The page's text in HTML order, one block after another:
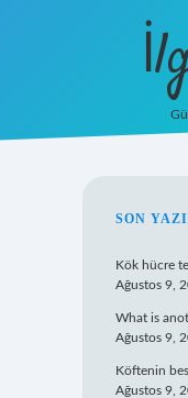
SON
Kök hücre
Ağustos 9,
What is
Ağustos 9,
Köftenin
Ağustos 9,